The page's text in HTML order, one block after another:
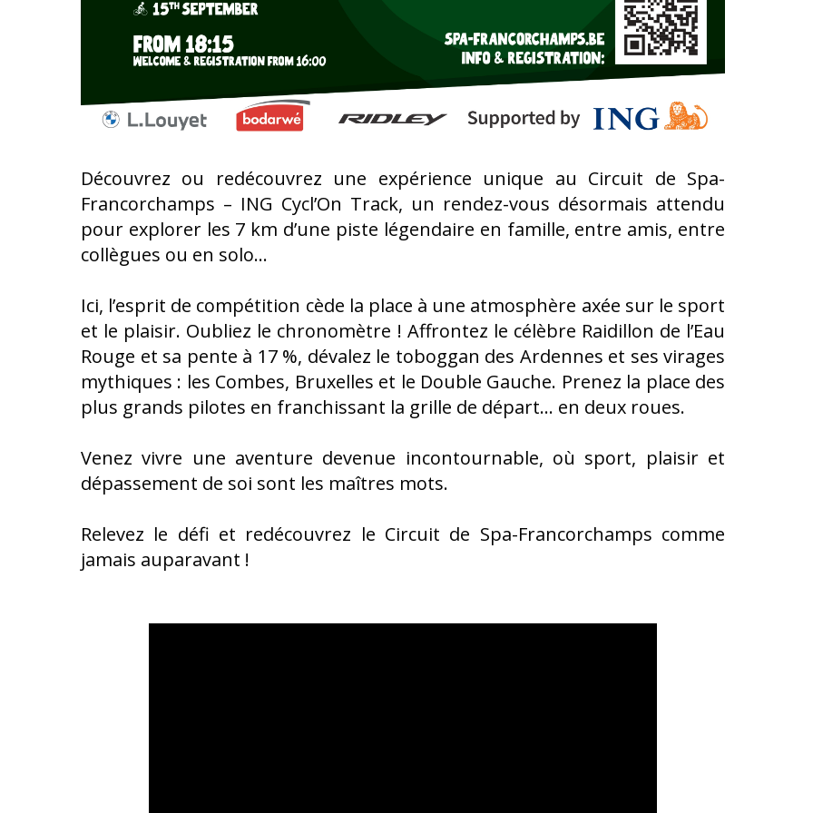
Découvrez ou redécouvrez une expérience unique au Circuit de Spa-
Francorchamps – ING Cycl’On Track, un rendez-vous désormais attendu
pour explorer les 7 km d’une piste légendaire en famille, entre amis, entre
collègues ou en solo…
Ici, l’esprit de compétition cède la place à une atmosphère axée sur le sport
et le plaisir. Oubliez le chronomètre ! Affrontez le célèbre Raidillon de l’Eau
Rouge et sa pente à 17 %, dévalez le toboggan des Ardennes et ses virages
mythiques : les Combes, Bruxelles et le Double Gauche. Prenez la place des
plus grands pilotes en franchissant la grille de départ… en deux roues.
Venez vivre une aventure devenue incontournable, où sport, plaisir et
dépassement de soi sont les maîtres mots.
Relevez le défi et redécouvrez le Circuit de Spa-Francorchamps comme
jamais auparavant !